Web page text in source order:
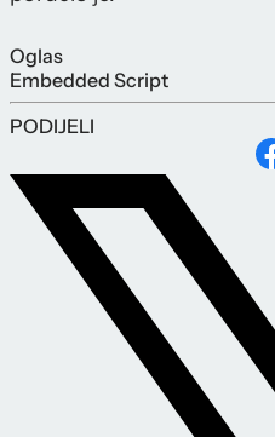
Oglas
Embedded Script
PODIJELI